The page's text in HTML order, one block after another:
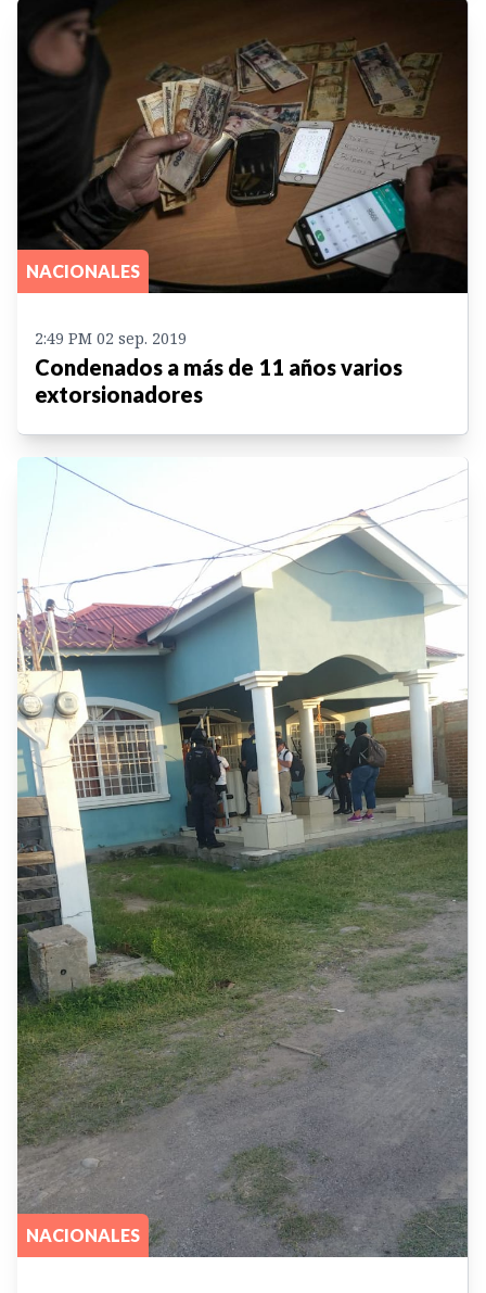
NACIONALES
2:49 PM 02 sep. 2019
Condenados a más de 11 años varios
extorsionadores
NACIONALES